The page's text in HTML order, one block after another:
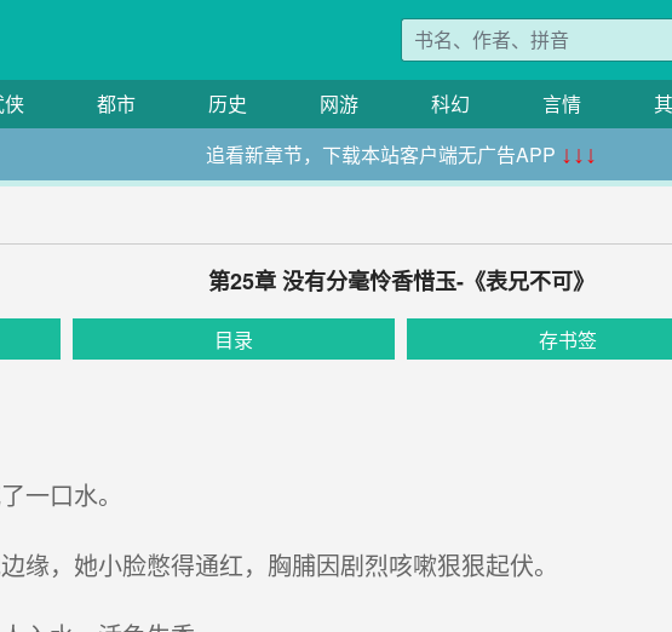
侠 都市 历史 网游 科幻 言情
追看新章节，下载本站客户端无广告APP ↓↓↓
第25章 没有分毫怜香惜玉-《表兄不可》
目录 存书签
一口水。
缘，她小脸憋得通红，胸脯因剧烈咳嗽狠狠起伏。